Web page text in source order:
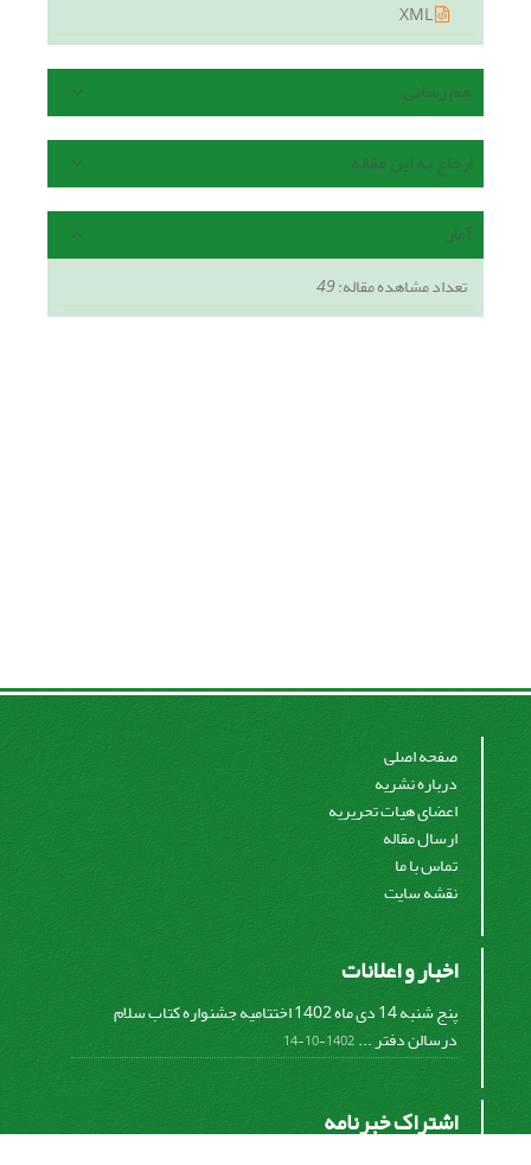
هم رسانی
ارجاع به این مقاله
آمار
تعداد مشاهده مقاله:49
صفحه اصلی
درباره نشریه
اعضای هیات تحریریه
ارسال مقاله
تماس با ما
نقشه سایت
اخبار و اعلانات
پنج شنبه 14 دی ماه 1402 اختتامیه جشنواره کتاب سلام
درسالن دفتر ...1402-10-14
اشتراک خبرنامه